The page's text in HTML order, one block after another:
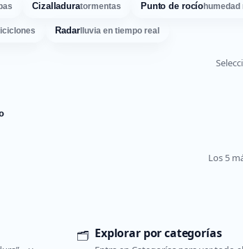
Cizalladuratormentas Punto de rocíohumedad
Radarlluvia en tiempo real
Los 5
🗂️ Explorar por categorías